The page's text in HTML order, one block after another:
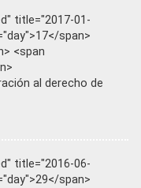
title="2017-01-
span>
<span
al derecho de
title="2016-06-
span>